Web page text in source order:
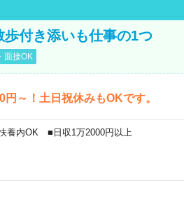
歩付き添いも仕事の1つ
面接OK
～！土日祝休みもOKです。
養内OK ■日収1万2000円以上